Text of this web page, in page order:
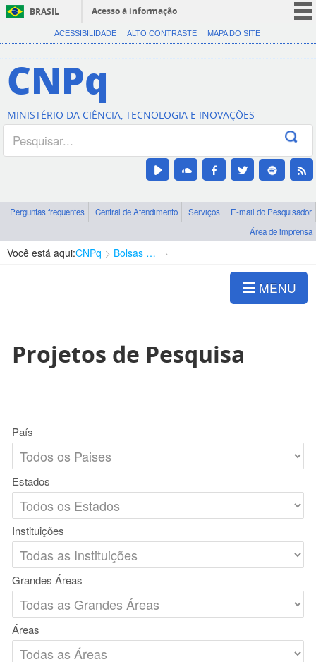
BRASIL
Acesso à informação
CORONAVÍRUS (COVID-19)
Canais
ACESSIBILIDADE ALTO CONTRASTE MAPA DO SITE
CNPq
MINISTÉRIO DA CIÊNCIA, TECNOLOGIA E INOVAÇÕES
Perguntas frequentes Central de Atendimento Serviços
E-mail do Pesquisador
Área de imprensa
Você está aqui:CNPq Bolsas e Auxílios Vigentes
MENU
Projetos de Pesquisa
País
Estados
Instituições
Grandes Áreas
Áreas